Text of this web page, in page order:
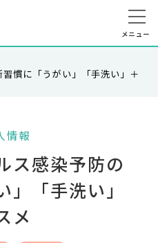
メニュー
慣に「うがい」「手洗い」＋
情報
ス感染予防の
「手洗い」
メ